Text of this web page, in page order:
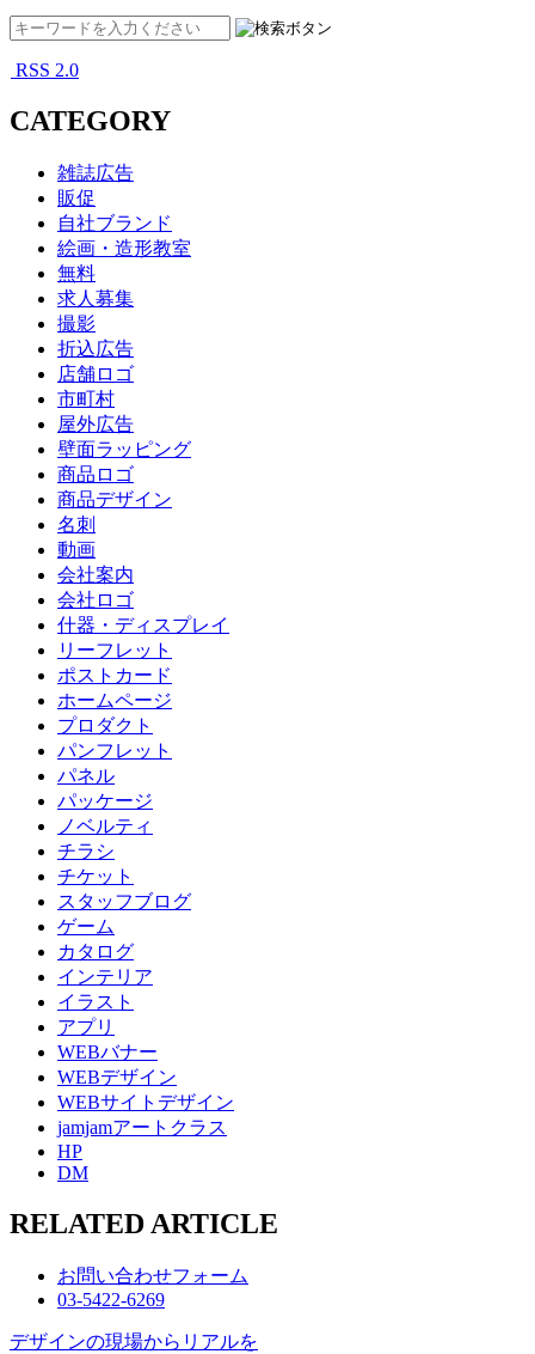
RSS 2.0
CATEGORY
雑誌広告
販促
自社ブランド
絵画・造形教室
無料
求人募集
撮影
折込広告
店舗ロゴ
市町村
屋外広告
壁面ラッピング
商品ロゴ
商品デザイン
名刺
動画
会社案内
会社ロゴ
什器・ディスプレイ
リーフレット
ポストカード
ホームページ
プロダクト
パンフレット
パネル
パッケージ
ノベルティ
チラシ
チケット
スタッフブログ
ゲーム
カタログ
インテリア
イラスト
アプリ
WEBバナー
WEBデザイン
WEBサイトデザイン
jamjamアートクラス
HP
DM
RELATED ARTICLE
お問い合わせフォーム
03-5422-6269
デザインの現場からリアルを